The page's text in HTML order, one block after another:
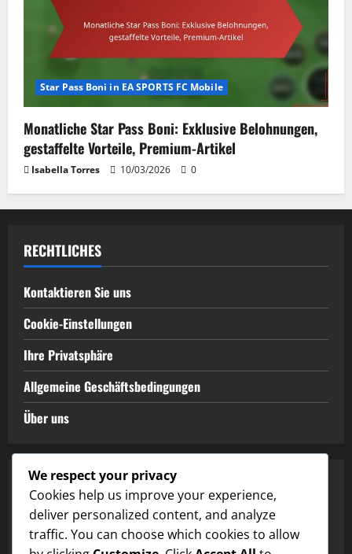
Star Pass Boni in EA SPORTS FC Mobile
Monatliche Star Pass Boni: Exklusive Belohnungen,
gestaffelte Vorteile, Premium-Artikel
Isabella Torres 10/03/2026 0
RECHTLICHES
Kontaktieren Sie uns
Cookie-Einstellungen
Ihre Privatsphäre
Allgemeine Geschäftsbedingungen
Über uns
KATEGORIEN
Codes einlösen in EA SPORTS FC Mobile
We respect your privacy
Cookies help us improve your experience,
deliver personalized content, and analyze
traffic. You can choose which cookies to allow